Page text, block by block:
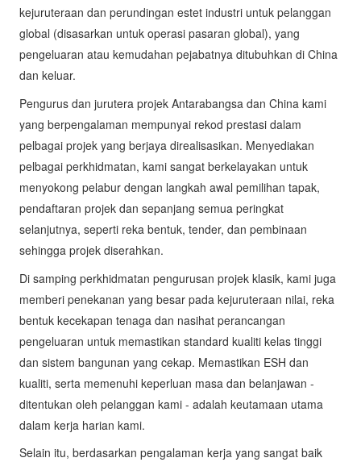
kejuruteraan dan perundingan estet industri untuk pelanggan
global (disasarkan untuk operasi pasaran global), yang
pengeluaran atau kemudahan pejabatnya ditubuhkan di China
dan keluar.
Pengurus dan jurutera projek Antarabangsa dan China kami
yang berpengalaman mempunyai rekod prestasi dalam
pelbagai projek yang berjaya direalisasikan. Menyediakan
pelbagai perkhidmatan, kami sangat berkelayakan untuk
menyokong pelabur dengan langkah awal pemilihan tapak,
pendaftaran projek dan sepanjang semua peringkat
selanjutnya, seperti reka bentuk, tender, dan pembinaan
sehingga projek diserahkan.
Di samping perkhidmatan pengurusan projek klasik, kami juga
memberi penekanan yang besar pada kejuruteraan nilai, reka
bentuk kecekapan tenaga dan nasihat perancangan
pengeluaran untuk memastikan standard kualiti kelas tinggi
dan sistem bangunan yang cekap. Memastikan ESH dan
kualiti, serta memenuhi keperluan masa dan belanjawan -
ditentukan oleh pelanggan kami - adalah keutamaan utama
dalam kerja harian kami.
Selain itu, berdasarkan pengalaman kerja yang sangat baik